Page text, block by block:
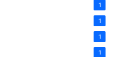
1
1
1
1